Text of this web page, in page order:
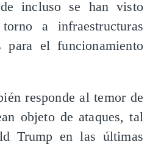
incluso se han visto
a infraestructuras
para el funcionamiento
responde al temor de
objeto de ataques, tal
Trump en las últimas